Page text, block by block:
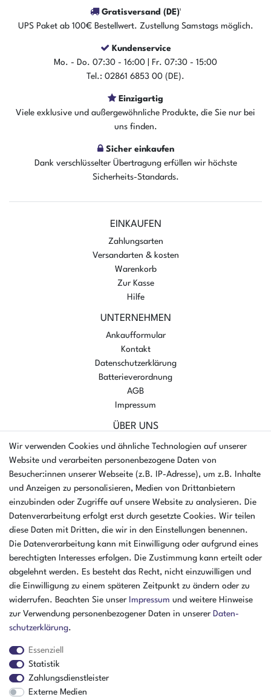
Gratisversand (DE)¹
UPS Paket ab 100€ Bestellwert. Zustellung Samstags möglich.
Kundenservice
Mo. - Do. 07:30 - 16:00 | Fr. 07:30 - 15:00
Tel.: 02861 6853 00 (DE).
Einzigartig
Viele exklusive und außergewöhnliche Produkte, die Sie nur bei
uns finden.
Sicher einkaufen
Dank verschlüsselter Übertragung erfüllen wir höchste
Sicherheits-Standards.
EINKAUFEN
Zahlungsarten
Versandarten & kosten
Warenkorb
Zur Kasse
Hilfe
UNTERNEHMEN
Ankaufformular
Kontakt
Datenschutzerklärung
Batterieverordnung
AGB
Impressum
ÜBER UNS
AMIKON GMBH
Einsteinstr. 8a
46325 Borken
Deutschland
Öffnungszeiten Montag - Donnerstag
07:30 - 16:00 Uhr
Öffnungszeiten Freitag
07:30 - 15:00 Uhr
Wir verwenden Cookies und ähnliche Technologien auf unserer
Website und verarbeiten personenbezogene Daten von
Besucher:innen unserer Webseite (z.B. IP-Adresse), um z.B. Inhalte
und Anzeigen zu personalisieren, Medien von Drittanbietern
einzubinden oder Zugriffe auf unsere Website zu analysieren. Die
Datenverarbeitung erfolgt erst durch gesetzte Cookies. Wir teilen
diese Daten mit Dritten, die wir in den Einstellungen benennen.
Die Datenverarbeitung kann mit Einwilligung oder aufgrund eines
berechtigten Interesses erfolgen. Die Zustimmung kann erteilt oder
abgelehnt werden. Es besteht das Recht, nicht einzuwilligen und
die Einwilligung zu einem späteren Zeitpunkt zu ändern oder zu
widerrufen. Beachten Sie unser Impressum und weitere Hinweise
zur Verwendung personenbezogener Daten in unserer Daten­
schutz­erklärung.
Essenziell
Statistik
Zahlungsdienstleister
Externe Medien